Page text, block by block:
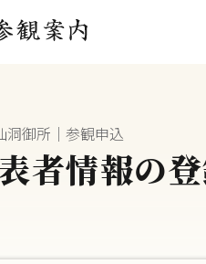
洞御所｜参観申込
者情報の